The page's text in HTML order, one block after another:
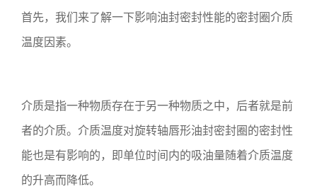
首先，我们来了解一下影响油封密封性能的密封圈介质
温度因素。
介质是指一种物质存在于另一种物质之中，后者就是前
者的介质。介质温度对旋转轴唇形油封密封圈的密封性
能也是有影响的，即单位时间内的吸油量随着介质温度
的升高而降低。